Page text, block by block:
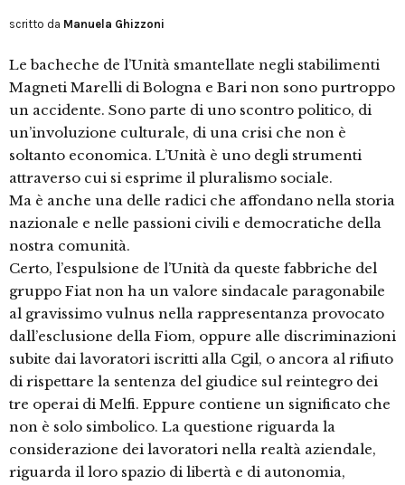
scritto da Manuela Ghizzoni
Le bacheche de l’Unità smantellate negli stabilimenti
Magneti Marelli di Bologna e Bari non sono purtroppo
un accidente. Sono parte di uno scontro politico, di
un’involuzione culturale, di una crisi che non è
soltanto economica. L’Unità è uno degli strumenti
attraverso cui si esprime il pluralismo sociale.
Ma è anche una delle radici che affondano nella storia
nazionale e nelle passioni civili e democratiche della
nostra comunità.
Certo, l’espulsione de l’Unità da queste fabbriche del
gruppo Fiat non ha un valore sindacale paragonabile
al gravissimo vulnus nella rappresentanza provocato
dall’esclusione della Fiom, oppure alle discriminazioni
subite dai lavoratori iscritti alla Cgil, o ancora al rifiuto
di rispettare la sentenza del giudice sul reintegro dei
tre operai di Melfi. Eppure contiene un significato che
non è solo simbolico. La questione riguarda la
considerazione dei lavoratori nella realtà aziendale,
riguarda il loro spazio di libertà e di autonomia,